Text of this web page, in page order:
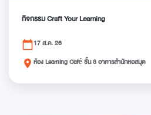
กิจกรรม Craft Your Learning
calendar_today17 ส.ค. 26
place ห้อง Learning Café ชั้น 3 อาคารสำนักหอสมุด